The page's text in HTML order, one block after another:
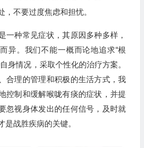
，不要过度焦虑和担忧。
一种常见症状，其原因多种多样，
异。我们不能一概而论地追求“根
身情况，采取个性化的治疗方案。
合理的管理和积极的生活方式，我
控制和缓解喉咙有痰的症状，并提
忽视身体发出的任何信号，及时就
是战胜疾病的关键。